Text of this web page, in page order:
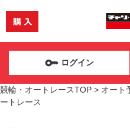
ログイン
競輪・オートレースTOP > オート
ートレース